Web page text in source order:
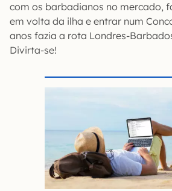
com os barbadianos no mercado,
em volta da ilha e entrar num
anos fazia a rota Londres-
Divirta-se!